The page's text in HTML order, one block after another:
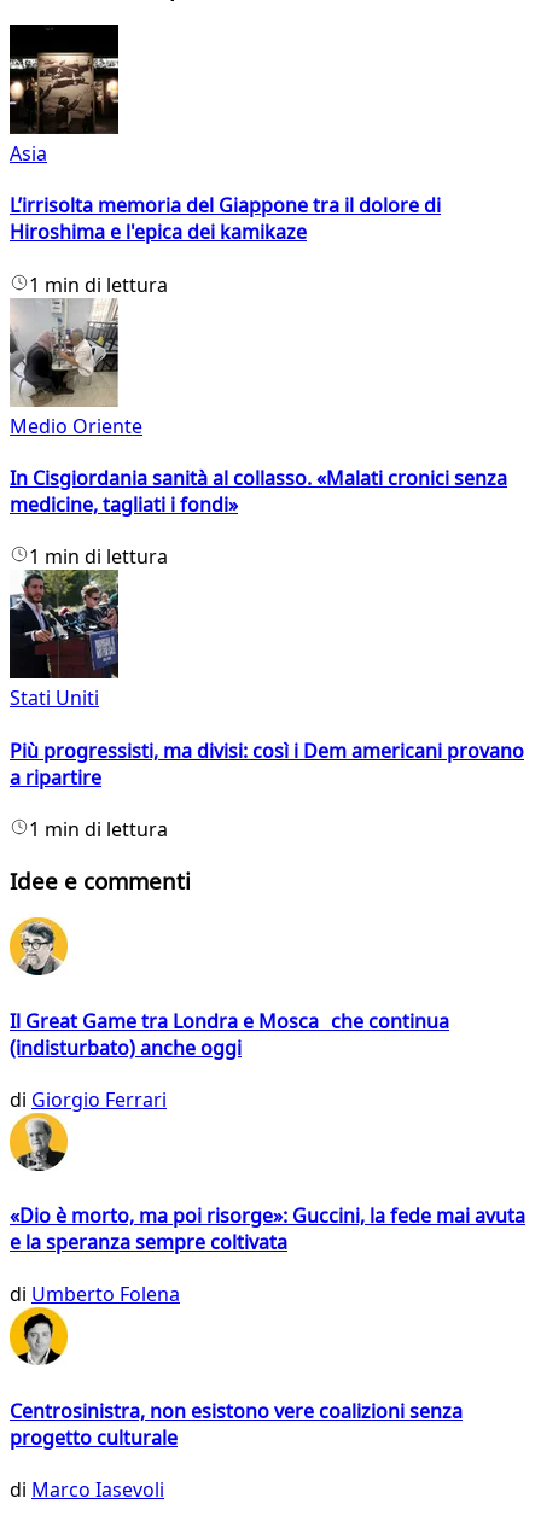
Asia
L’irrisolta memoria del Giappone tra il dolore di
Hiroshima e l'epica dei kamikaze
1 min di lettura
Medio Oriente
In Cisgiordania sanità al collasso. «Malati cronici senza
medicine, tagliati i fondi»
1 min di lettura
Stati Uniti
Più progressisti, ma divisi: così i Dem americani provano
a ripartire
1 min di lettura
Idee e commenti
Il Great Game tra Londra e Mosca che continua
(indisturbato) anche oggi
di Giorgio Ferrari
«Dio è morto, ma poi risorge»: Guccini, la fede mai avuta
e la speranza sempre coltivata
di Umberto Folena
Centrosinistra, non esistono vere coalizioni senza
progetto culturale
di Marco Iasevoli